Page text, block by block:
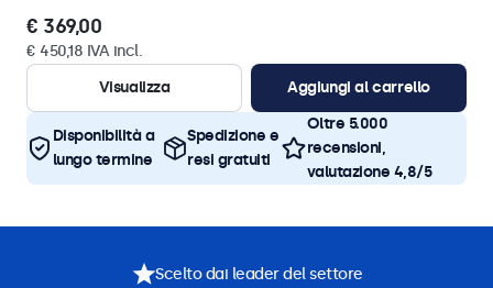
€ 369,00
€ 450,18 IVA incl.
Visualizza
Aggiungi al carrello
Disponibilità a
lungo termine
Spedizione e
resi gratuiti
Oltre 5.000
recensioni,
valutazione 4,8/5
Scelto dai leader del settore